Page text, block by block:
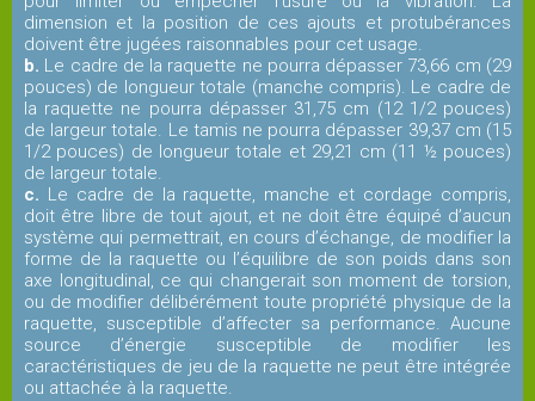
dimension et la position de ces ajouts et protubérances
doivent être jugées raisonnables pour cet usage.
b. Le cadre de la raquette ne pourra dépasser 73,66 cm (29
pouces) de longueur totale (manche compris). Le cadre de
la raquette ne pourra dépasser 31,75 cm (12 1/2 pouces)
de largeur totale. Le tamis ne pourra dépasser 39,37 cm (15
1/2 pouces) de longueur totale et 29,21 cm (11 ½ pouces)
de largeur totale.
c. Le cadre de la raquette, manche et cordage compris,
doit être libre de tout ajout, et ne doit être équipé d’aucun
système qui permettrait, en cours d’échange, de modifier la
forme de la raquette ou l’équilibre de son poids dans son
axe longitudinal, ce qui changerait son moment de torsion,
ou de modifier délibérément toute propriété physique de la
raquette, susceptible d’affecter sa performance. Aucune
source d’énergie susceptible de modifier les
caractéristiques de jeu de la raquette ne peut être intégrée
ou attachée à la raquette.